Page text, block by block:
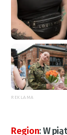
REKLAMA
Region:W